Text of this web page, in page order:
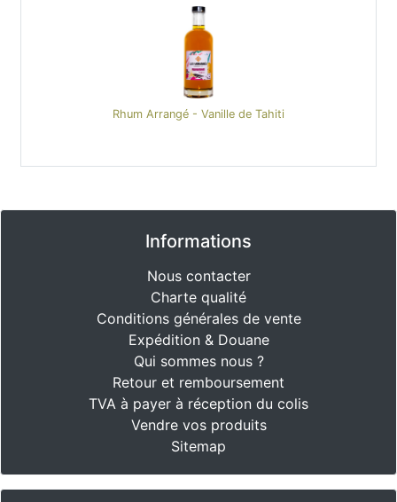
Rhum Arrangé - Vanille de Tahiti
Informations
Nous contacter
Charte qualité
Conditions générales de vente
Expédition & Douane
Qui sommes nous ?
Retour et remboursement
TVA à payer à réception du colis
Vendre vos produits
Sitemap